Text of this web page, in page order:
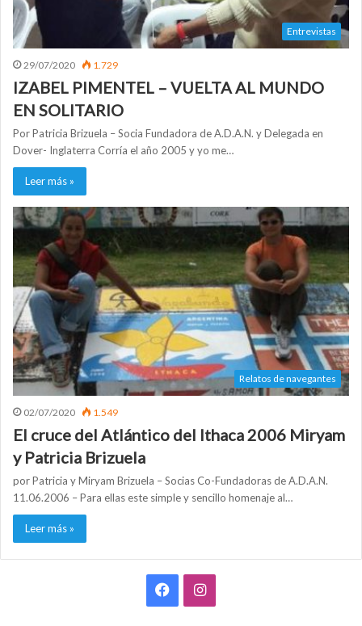
Entrevistas
29/07/2020 1.729
IZABEL PIMENTEL – VUELTA AL MUNDO
EN SOLITARIO
Por Patricia Brizuela – Socia Fundadora de A.D.A.N. y Delegada en
Dover- Inglaterra Corría el año 2005 y yo me…
Leer más »
Relatos de navegantes
02/07/2020 1.549
El cruce del Atlántico del Ithaca 2006 Miryam
y Patricia Brizuela
por Patricia y Miryam Brizuela – Socias Co-Fundadoras de A.D.A.N.
11.06.2006 – Para ellas este simple y sencillo homenaje al…
Leer más »
I